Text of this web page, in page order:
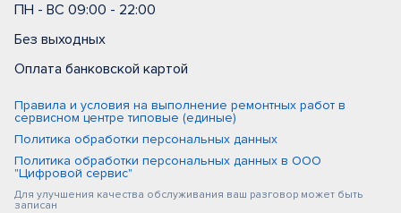
ПН - ВС 09:00 - 22:00
Без выходных
Оплата банковской картой
Правила и условия на выполнение ремонтных работ в
сервисном центре типовые (единые)
Политика обработки персональных данных
Политика обработки персональных данных в ООО
"Цифровой сервис"
Для улучшения качества обслуживания ваш разговор может быть
записан